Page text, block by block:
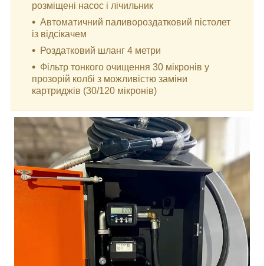
розміщені насос і лічильник
Автоматичний паливороздатковий пістолет
із відсікачем
Роздатковий шланг 4 метри
Фільтр тонкого очищення 30 мікронів у
прозорій колбі з можливістю заміни
картриджів (30/120 мікронів)